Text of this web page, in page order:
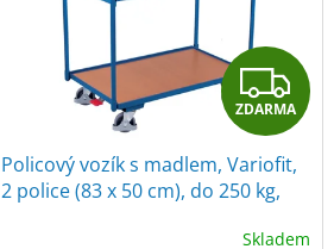
Z
D
A
R
ZDARMA
Policový vozík s madlem, Variofit,
2 police (83 x 50 cm), do 250 kg,
Skladem